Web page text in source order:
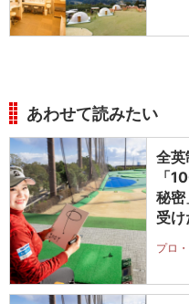
あわせて読みたい
全英
「
秘密
受
プロ